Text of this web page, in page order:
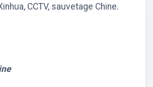
CCTV, sauvetage Chine.